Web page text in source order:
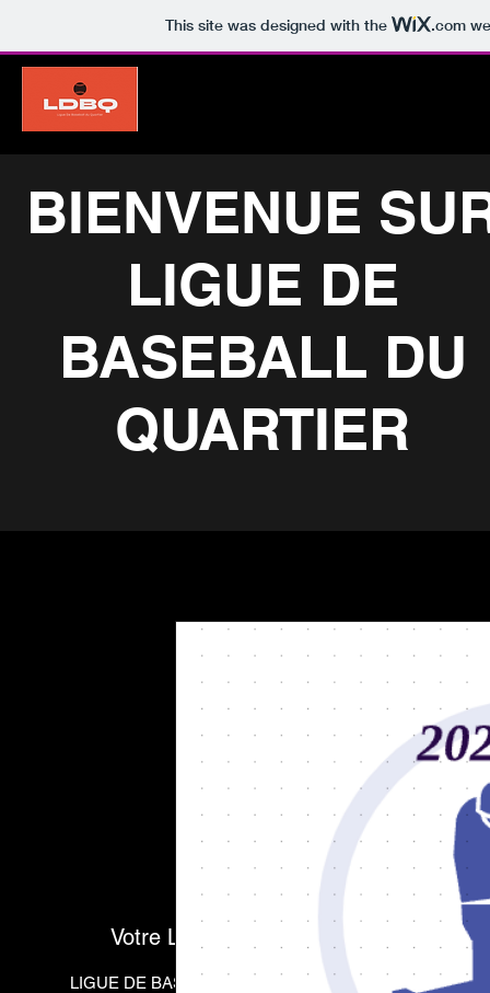
This site was designed with the .com
BIENVENUE
LIGUE DE
BASEBALL DU
QUARTIER
Votre Ligue de baseball préféré !
LIGUE DE BASEBALL DU QUARTIER est une ligue de